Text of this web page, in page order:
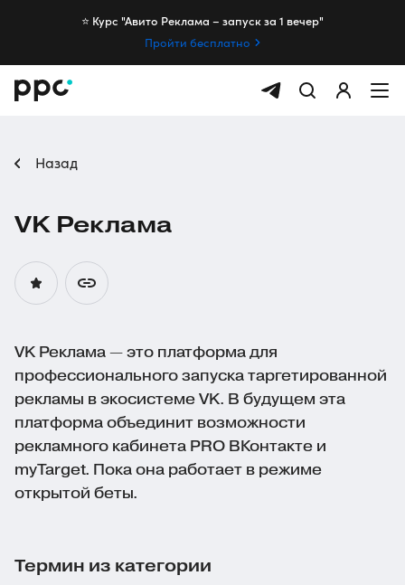
⭐️ Курс "Авито Реклама – запуск за 1 вечер"
Пройти бесплатно
Назад
VK Реклама
VK Реклама — это платформа для
профессионального запуска таргетированной
рекламы в экосистеме VK. В будущем эта
платформа объединит возможности
рекламного кабинета PRO ВКонтакте и
myTarget. Пока она работает в режиме
открытой беты.
Термин из категории